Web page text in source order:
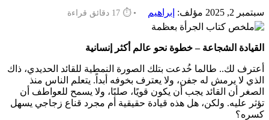
سبتمبر 2, 2025 مؤلف: إبراهيم • ⏱️ 17 دقائق قراءة
القيادة الشجاعة – خطوة نحو عالم أكثر إنسانية
أعترف لك.. طالما خُدعت بتلك الصورة النمطية للقائد الحديدي، ذاك
الذي لا يرمش له جفن، ولا يعترف بخوفه أبداً. يتعلم الناس منذ
الصغر أن القائد يجب أن يكون قويًا، صلبًا، ولا يسمح للعواطف أن
تؤثر عليه. ولكن، هل هذه قيادة حقيقية أم مجرد قناع زجاجي يسهل
كسره؟